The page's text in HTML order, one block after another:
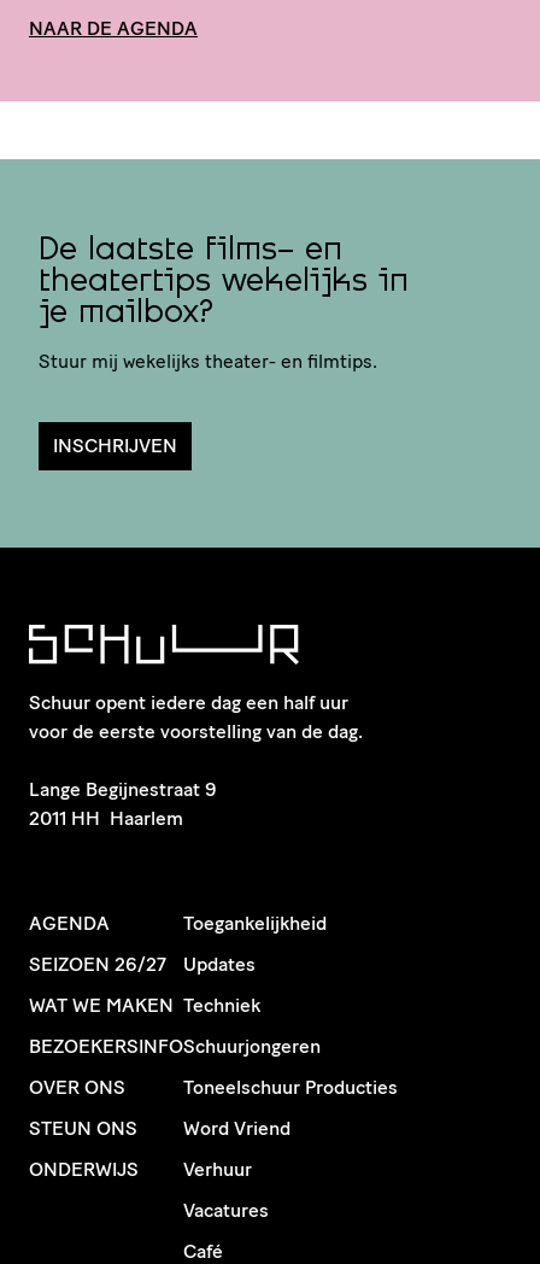
NAAR DE AGENDA
De laatste films- en
theatertips wekelijks in
je mailbox?
Stuur mij wekelijks theater- en filmtips.
INSCHRIJVEN
Schuur opent iedere dag een half uur
voor de eerste voorstelling van de dag.
​Lange Begijnestraat 9
2011 HH Haarlem
AGENDA
SEIZOEN 26/27
WAT WE MAKEN
BEZOEKERSINFO
OVER ONS
STEUN ONS
ONDERWIJS
Toegankelijkheid
Updates
Techniek
Schuurjongeren
Toneelschuur Producties
Word Vriend
Verhuur
Vacatures
Café